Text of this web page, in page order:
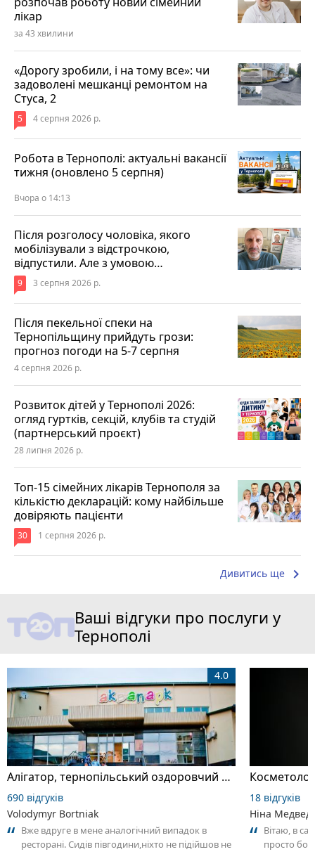
лікар
за 43 хвилини
«Дорогу зробили, і на тому все»: чи
задоволені мешканці ремонтом на
Стуса, 2
5 4 серпня 2026 р.
Робота в Тернополі: актуальні вакансії
тижня (оновлено 5 серпня)
Вчора о 14:13
Після розголосу чоловіка, якого
мобілізували з відстрочкою,
відпустили. Але з умовою…
9 3 серпня 2026 р.
Після пекельної спеки на
Тернопільщину прийдуть грози:
прогноз погоди на 5-7 серпня
4 серпня 2026 р.
Розвиток дітей у Тернополі 2026:
огляд гуртків, секцій, клубів та студій
(партнерський проєкт)
28 липня 2026 р.
Топ-15 сімейних лікарів Тернополя за
кількістю декларацій: кому найбільше
довіряють пацієнти
30 1 серпня 2026 р.
Дивитись ще keyboard_arrow_right
Ваші відгуки про послуги у
Тернополі
Алігатор, тернопільський оздоровчий комплекс
4.0
690 відгуків
Volodymyr Bortniak
Вже вдруге в мене аналогічний випадок в
ресторані. Сидів півгодини,ніхто не підійшов не
18 відгуків
Ніна
Вітаю, в
просто